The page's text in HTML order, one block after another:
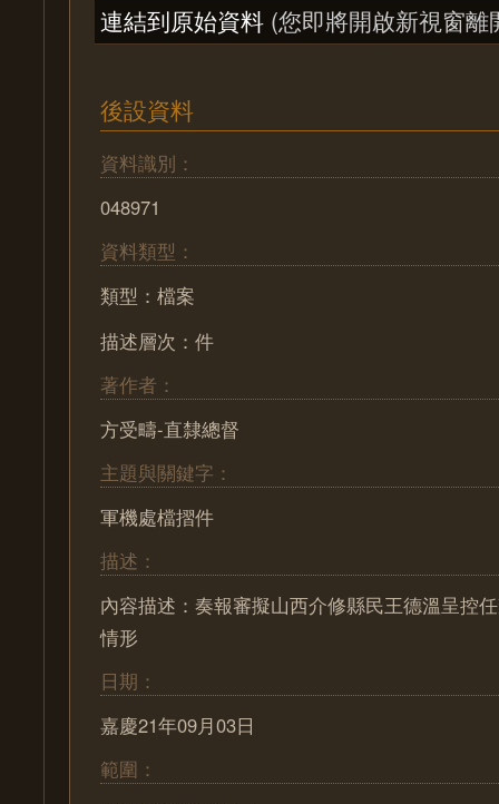
連結到原始資料 (您即將開啟新視窗離
後設資料
資料識別：
048971
資料類型：
類型：檔案
描述層次：件
著作者：
方受疇-直隸總督
主題與關鍵字：
軍機處檔摺件
描述：
內容描述：奏報審擬山西介修縣民王德溫呈控
情形
日期：
嘉慶21年09月03日
範圍：